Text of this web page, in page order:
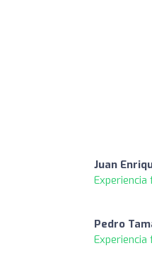
Juan
Pedro